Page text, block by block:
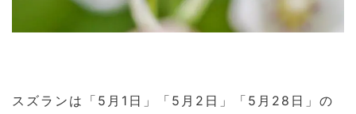
スズランは「5月1日」「5月2日」「5月28日」の